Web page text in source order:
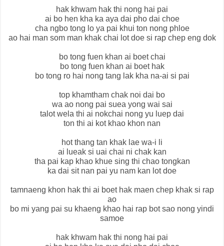
hak khwam hak thi nong hai pai
ai bo hen kha ka aya dai pho dai choe
cha ngbo tong lo ya pai khui ton nong phloe
ao hai man som man khak chai lot doe si rap chep eng dok
bo tong fuen khan ai boet chai
bo tong fuen khan ai boet hak
bo tong ro hai nong tang lak kha na-ai si pai
top khamtham chak noi dai bo
wa ao nong pai suea yong wai sai
talot wela thi ai nokchai nong yu luep dai
ton thi ai kot khao khon nan
hot thang tan khak lae wa-i li
ai lueak si uai chai ni chak kan
tha pai kap khao khue sing thi chao tongkan
ka dai sit nan pai yu nam kan lot doe
tamnaeng khon hak thi ai boet hak maen chep khak si rap
ao
bo mi yang pai su khaeng khao hai rap bot sao nong yindi
samoe
hak khwam hak thi nong hai pai